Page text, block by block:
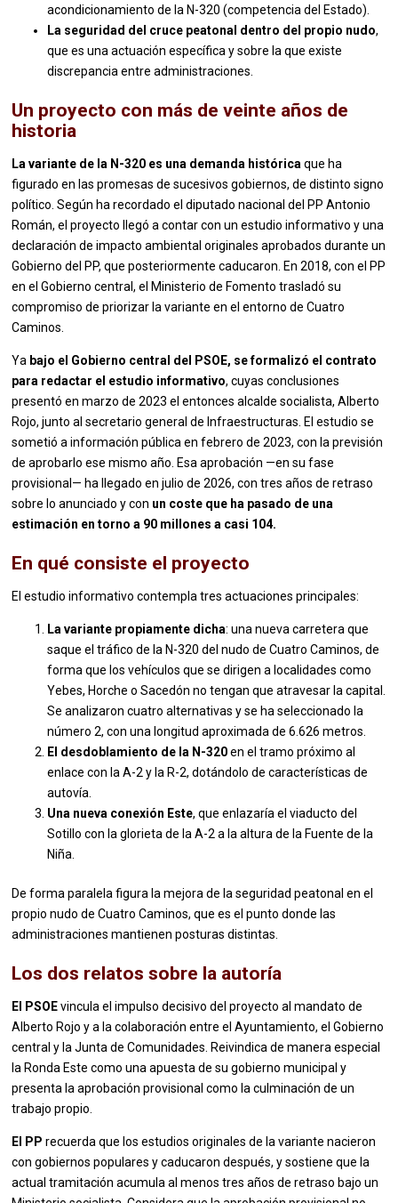
acondicionamiento de la N-320 (competencia del Estado).
La seguridad del cruce peatonal dentro del propio nudo,
que es una actuación específica y sobre la que existe
discrepancia entre administraciones.
Un proyecto con más de veinte años de
historia
La variante de la N-320 es una demanda histórica que ha
figurado en las promesas de sucesivos gobiernos, de distinto signo
político. Según ha recordado el diputado nacional del PP Antonio
Román, el proyecto llegó a contar con un estudio informativo y una
declaración de impacto ambiental originales aprobados durante un
Gobierno del PP, que posteriormente caducaron. En 2018, con el PP
en el Gobierno central, el Ministerio de Fomento trasladó su
compromiso de priorizar la variante en el entorno de Cuatro
Caminos.
Ya bajo el Gobierno central del PSOE, se formalizó el contrato
para redactar el estudio informativo, cuyas conclusiones
presentó en marzo de 2023 el entonces alcalde socialista, Alberto
Rojo, junto al secretario general de Infraestructuras. El estudio se
sometió a información pública en febrero de 2023, con la previsión
de aprobarlo ese mismo año. Esa aprobación —en su fase
provisional— ha llegado en julio de 2026, con tres años de retraso
sobre lo anunciado y con un coste que ha pasado de una
estimación en torno a 90 millones a casi 104.
En qué consiste el proyecto
El estudio informativo contempla tres actuaciones principales:
La variante propiamente dicha: una nueva carretera que
saque el tráfico de la N-320 del nudo de Cuatro Caminos, de
forma que los vehículos que se dirigen a localidades como
Yebes, Horche o Sacedón no tengan que atravesar la capital.
Se analizaron cuatro alternativas y se ha seleccionado la
número 2, con una longitud aproximada de 6.626 metros.
El desdoblamiento de la N-320en el tramo próximo al
enlace con la A-2 y la R-2, dotándolo de características de
autovía.
Una nueva conexión Este, que enlazaría el viaducto del
Sotillo con la glorieta de la A-2 a la altura de la Fuente de la
Niña.
De forma paralela figura la mejora de la seguridad peatonal en el
propio nudo de Cuatro Caminos, que es el punto donde las
administraciones mantienen posturas distintas.
Los dos relatos sobre la autoría
El PSOEvincula el impulso decisivo del proyecto al mandato de
Alberto Rojo y a la colaboración entre el Ayuntamiento, el Gobierno
central y la Junta de Comunidades. Reivindica de manera especial
la Ronda Este como una apuesta de su gobierno municipal y
presenta la aprobación provisional como la culminación de un
trabajo propio.
El PP recuerda que los estudios originales de la variante nacieron
con gobiernos populares y caducaron después, y sostiene que la
actual tramitación acumula al menos tres años de retraso bajo un